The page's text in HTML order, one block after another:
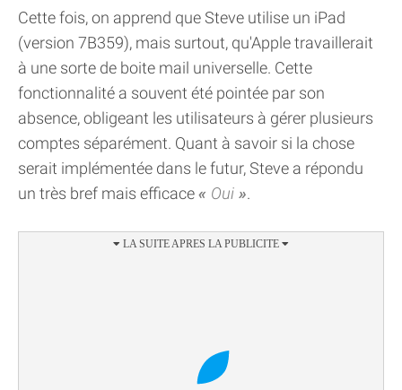
Cette fois, on apprend que Steve utilise un iPad
(version 7B359), mais surtout, qu'Apple travaillerait
à une sorte de boite mail universelle. Cette
fonctionnalité a souvent été pointée par son
absence, obligeant les utilisateurs à gérer plusieurs
comptes séparément. Quant à savoir si la chose
serait implémentée dans le futur, Steve a répondu
un très bref mais efficace
Oui .